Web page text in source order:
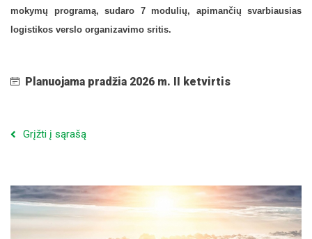
mokymų programą, sudaro 7 modulių, apimančių svarbiausias
logistikos verslo organizavimo sritis.
Planuojama pradžia 2026 m. II ketvirtis
Grįžti į sąrašą